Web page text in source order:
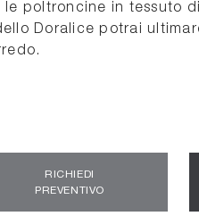
le poltroncine in tessuto
Doralice potrai
RICHIEDI
PREVENTIVO